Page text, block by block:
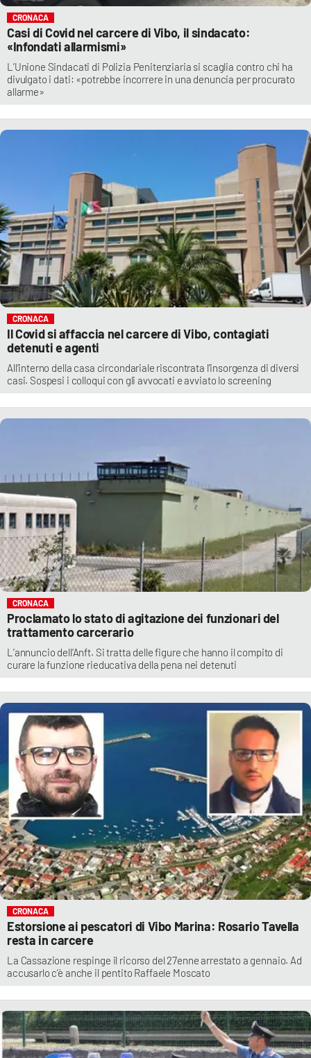
CRONACA
Casi di Covid nel carcere di Vibo, il sindacato:
«Infondati allarmismi»
L’Unione Sindacati di Polizia Penitenziaria si scaglia contro chi ha
divulgato i dati: «potrebbe incorrere in una denuncia per procurato
allarme»
CRONACA
Il Covid si affaccia nel carcere di Vibo, contagiati
detenuti e agenti
All’interno della casa circondariale riscontrata l’insorgenza di diversi
casi. Sospesi i colloqui con gli avvocati e avviato lo screening
CRONACA
Proclamato lo stato di agitazione dei funzionari del
trattamento carcerario
L’annuncio dell’Anft. Si tratta delle figure che hanno il compito di
curare la funzione rieducativa della pena nei detenuti
CRONACA
Estorsione ai pescatori di Vibo Marina: Rosario Tavella
resta in carcere
La Cassazione respinge il ricorso del 27enne arrestato a gennaio. Ad
accusarlo c’è anche il pentito Raffaele Moscato